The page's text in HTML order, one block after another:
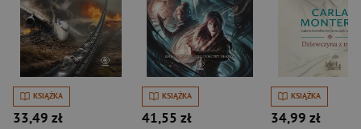
KSIĄŻKA
33,49 zł
KSIĄŻKA
41,55 zł
KSIĄŻKA
34,99 zł